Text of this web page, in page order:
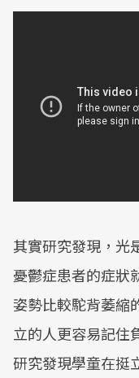
其實研究發現，光
憂鬱症患者的症狀
姿勢比較駝背萎縮
立的人更容易記住
研究發現學童在挺